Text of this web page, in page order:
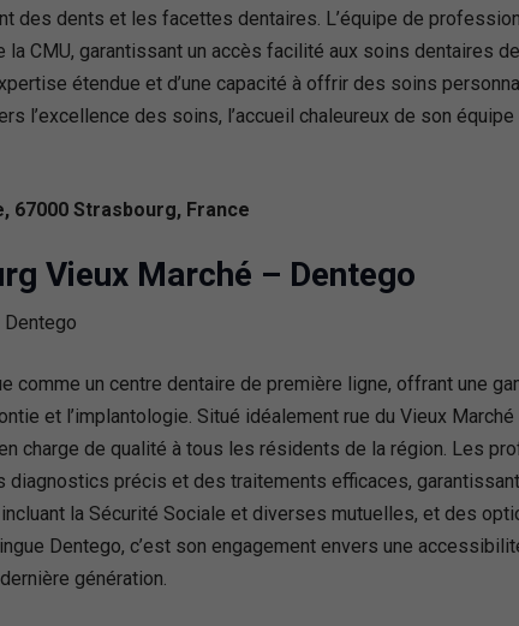
des dents et les facettes dentaires. L’équipe de
CMU, garantissant un accès facilité aux soins dentaires
étendue et d’une capacité à offrir des soins
l’excellence des soins, l’accueil chaleureux de son
67000 Strasbourg, France
Vieux Marché – Dentego
comme un centre dentaire de première ligne, offrant une
et l’implantologie. Situé idéalement rue du Vieux
charge de qualité à tous les résidents de la région. Les
précis et des traitements efficaces,
la Sécurité Sociale et diverses mutuelles, et des
Dentego, c’est son engagement envers une
génération.